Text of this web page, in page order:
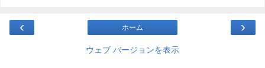
‹ ›
ホーム
ウェブ バージョンを表示